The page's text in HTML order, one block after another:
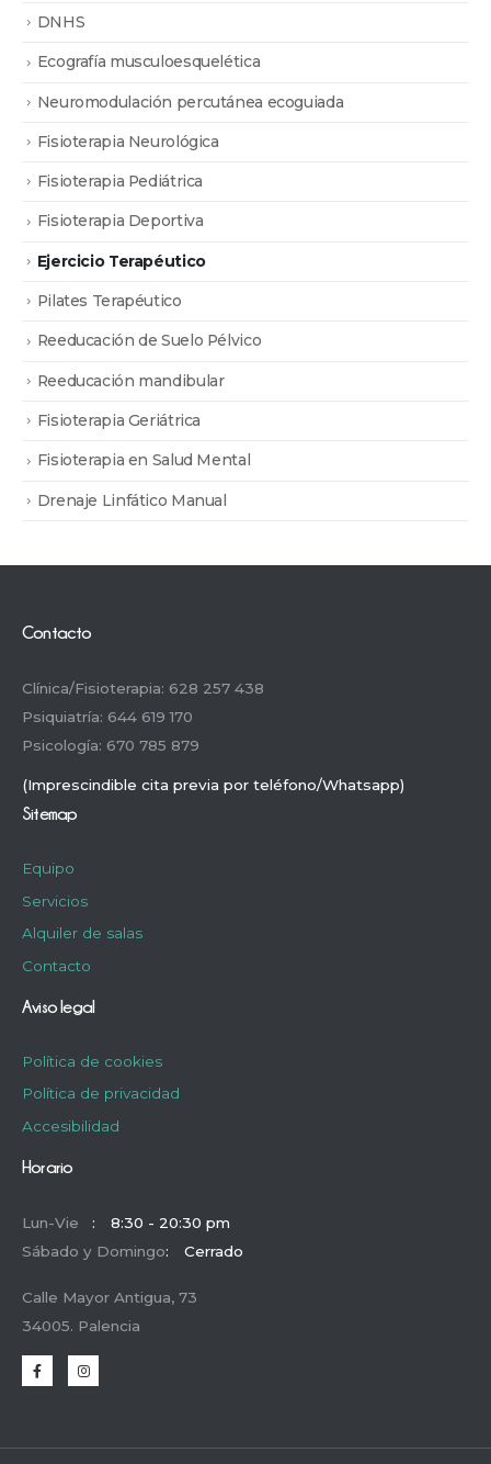
DNHS
Ecografía musculoesquelética
Neuromodulación percutánea ecoguiada
Fisioterapia Neurológica
Fisioterapia Pediátrica
Fisioterapia Deportiva
Ejercicio Terapéutico
Pilates Terapéutico
Reeducación de Suelo Pélvico
Reeducación mandibular
Fisioterapia Geriátrica
Fisioterapia en Salud Mental
Drenaje Linfático Manual
Contacto
Clínica/Fisioterapia: 628 257 438
Psiquiatría: 644 619 170
Psicología: 670 785 879
(Imprescindible cita previa por teléfono/Whatsapp)
Sitemap
Equipo
Servicios
Alquiler de salas
Contacto
Aviso legal
Política de cookies
Política de privacidad
Accesibilidad
Horario
Lun-Vie :
8:30 - 20:30 pm
Sábado y Domingo: Cerrado
Calle Mayor Antigua, 73
34005. Palencia